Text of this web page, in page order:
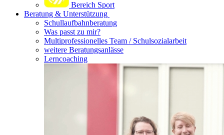
Bereich Sport
Beratung & Unterstützung
Schullaufbahnberatung
Was passt zu mir?
Multipro­fessionelles Team / Schulsozialarbeit
weitere Beratungsanlässe
Lerncoaching